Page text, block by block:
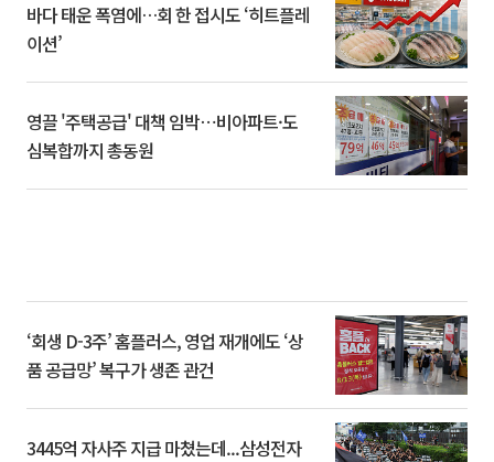
바다 태운 폭염에…회 한 접시도 ‘히트플레
이션’
영끌 '주택공급' 대책 임박⋯비아파트·도
심복합까지 총동원
‘회생 D-3주’ 홈플러스, 영업 재개에도 ‘상
품 공급망’ 복구가 생존 관건
3445억 자사주 지급 마쳤는데...삼성전자